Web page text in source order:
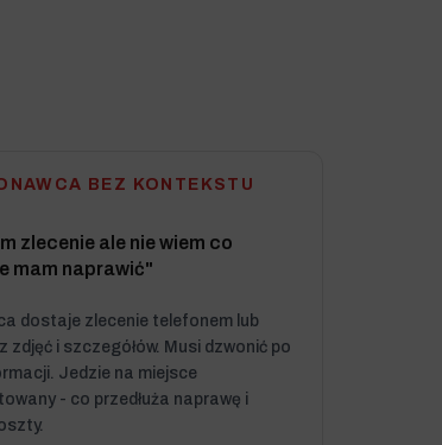
BEZ KONTEKSTU
zlecenie ale nie wiem co
mam naprawić"
dostaje zlecenie telefonem lub
zdjęć i szczegółów. Musi dzwonić po
Jedzie na miejsce
- co przedłuża naprawę i